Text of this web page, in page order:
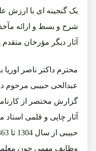
یک گنجینه ای با ارزش
شرح و بسط و ارائه
آثار دیگر مؤرخان
محترم داکتر ناصر
عبدالحی حبیبی
گزارش مختصر از
آثار چاپی و قلمی استاد
وظایف مهمی چون